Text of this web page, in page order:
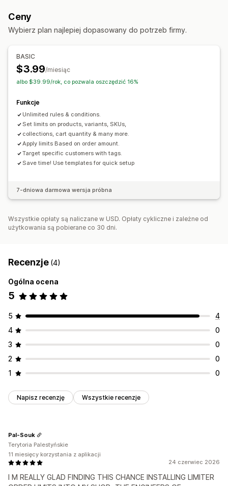
Na podstawie wagi
Limity dla konkretnych produktów
Variant-specific
Ustawienia powiadomień
Alerty na stronie produktu
Ceny
Wybierz plan najlepiej dopasowany do potrzeb firmy.
BASIC
$3.99/miesiąc
albo $39.99/rok, co pozwala oszczędzić 16%
Funkcje
Unlimited rules & conditions.
Set limits on products, variants, SKUs,
collections, cart quantity & many more.
Apply limits Based on order amount.
Target specific customers with tags.
Save time! Use templates for quick setup
7-dniowa darmowa wersja próbna
Wszystkie opłaty są naliczane w USD. Opłaty cykliczne i zależne od
użytkowania są pobierane co 30 dni.
Recenzje (4)
Ogólna ocena
5
5
4
4
0
3
0
2
0
1
0
Napisz recenzję Wszystkie recenzje
24 czerwiec 2026
I M REALLY GLAD FINDING THIS CHANCE INSTALLING LIMITER
Pal-Souk
Terytoria Palestyńskie
11 miesięcy korzystania z aplikacji